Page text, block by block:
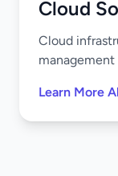
Cloud
Cloud
management
Learn More